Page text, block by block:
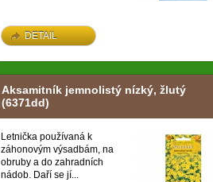
DETAIL
Aksamitník jemnolistý nízký, žlutý
(6371dd)
Letnička používaná k
záhonovým výsadbám, na
obruby a do zahradních
nádob. Daří se jí...